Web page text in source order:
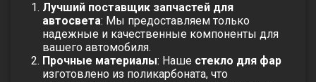
Лучший поставщик запчастей для
автосвета: Мы предоставляем только
надежные и качественные компоненты для
вашего автомобиля.
Прочные материалы: Наше стекло для фар
изготовлено из поликарбоната, что